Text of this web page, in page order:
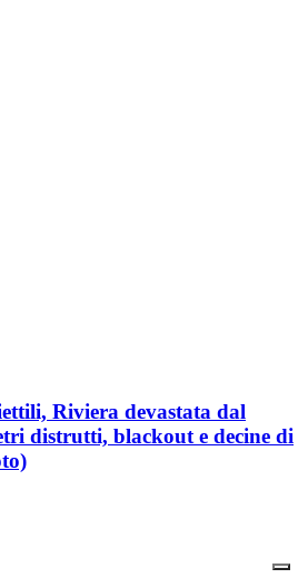
Riviera devastata dal
distrutti, blackout e decine di